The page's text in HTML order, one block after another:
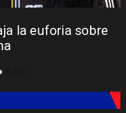
en Colo
y Contrato